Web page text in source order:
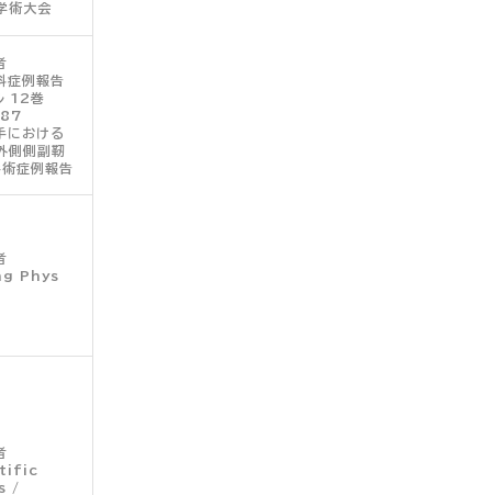
術大会
症例報告
12巻
における
側側副靭
術症例報告
Phys
/